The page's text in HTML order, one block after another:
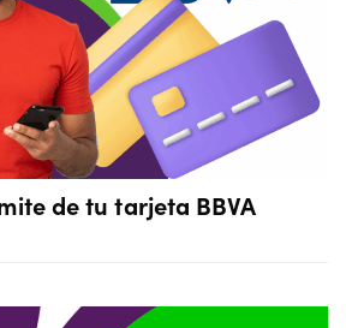
de tu tarjeta BBVA